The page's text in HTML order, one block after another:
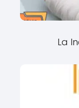
La